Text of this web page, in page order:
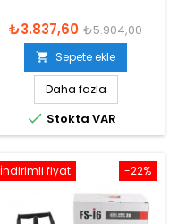
₺3.837,60 ₺5.904,00
 Sepete ekle
Daha fazla
 Stokta VAR
-22%
İndirimli fiyat